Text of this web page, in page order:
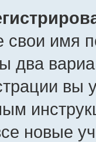
свои имя
два
вы
новые